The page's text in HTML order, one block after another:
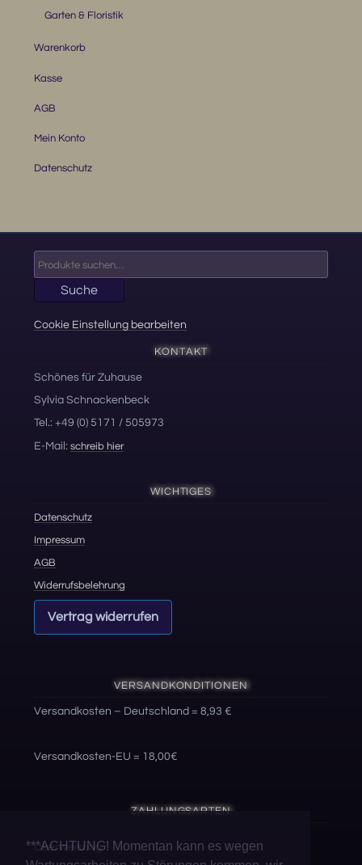
Garten & Floristik
Warenkorb
Kasse
AGB
Mein Konto
Datenschutz
nach:
Suche
Cookie Einstellung bearbeiten
KONTAKT
Schönes für Zuhause
Sylvia Schnackenbeck
Tel.: +49 (0) 5171 / 505973
E-Mail:schreib hier
WICHTIGES
Datenschutz
Impressum
AGB
Widerrufsbelehrung
Vertrag widerrufen
VERSANDKONDITIONEN
Versandkosten – Deutschland = 8,93 €
Versandkosten-EU = 18,00€
ZAHLUNGSARTEN
Überweisung
***ACHTUNG! Momentan kann es wegen